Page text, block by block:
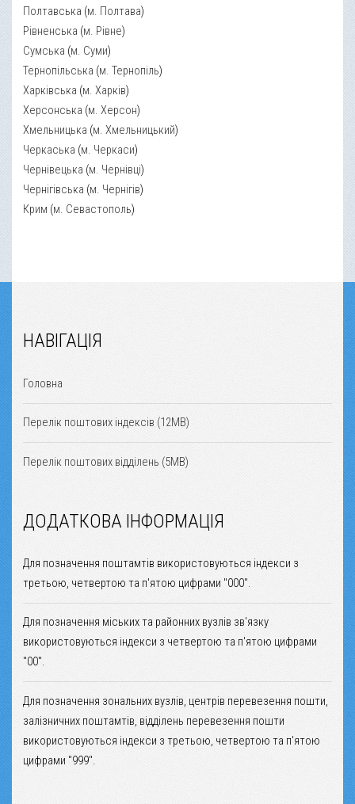
Полтавська (м. Полтава)
Рівненська (м. Рівне)
Сумська (м. Суми)
Тернопільська (м. Тернопіль)
Харківська (м. Харків)
Херсонська (м. Херсон)
Хмельницька (м. Хмельницький)
Черкаська (м. Черкаси)
Чернівецька (м. Чернівці)
Чернігівська (м. Чернігів)
Крим (м. Севастополь)
НАВІГАЦІЯ
Головна
Перелік поштових індексів (12MB)
Перелік поштових відділень (5MB)
ДОДАТКОВА ІНФОРМАЦІЯ
Для позначення поштамтів використовуються індекси з
третьою, четвертою та п'ятою цифрами "000".
Для позначення міських та районних вузлів зв'язку
використовуються індекси з четвертою та п'ятою цифрами
"00".
Для позначення зональних вузлів, центрів перевезення пошти,
залізничних поштамтів, відділень перевезення пошти
використовуються індекси з третьою, четвертою та п'ятою
цифрами "999".